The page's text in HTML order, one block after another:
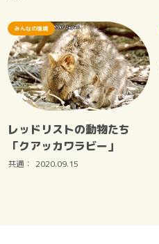
レッドリストの動物たち
「クアッカワラビー」
共通： 2020.09.15
みんなの環境